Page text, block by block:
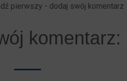
pierwszy - dodaj swój komentarz
komentarz: